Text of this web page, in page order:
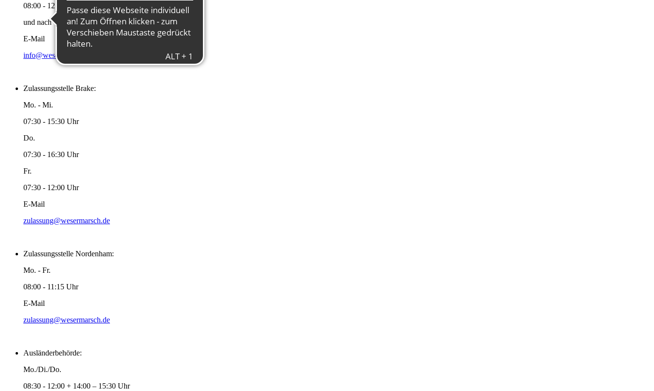
08:00 - 12:00 Uhr
und nach Vereinbarung
E-Mail
info@wesermarsch.de
Zulassungsstelle Brake:
Mo. - Mi.
07:30 - 15:30 Uhr
Do.
07:30 - 16:30 Uhr
Fr.
07:30 - 12:00 Uhr
E-Mail
zulassung@wesermarsch.de
Zulassungsstelle Nordenham:
Mo. - Fr.
08:00 - 11:15 Uhr
E-Mail
zulassung@wesermarsch.de
Ausländerbehörde:
Mo./Di./Do.
08:30 - 12:00 + 14:00 – 15:30 Uhr